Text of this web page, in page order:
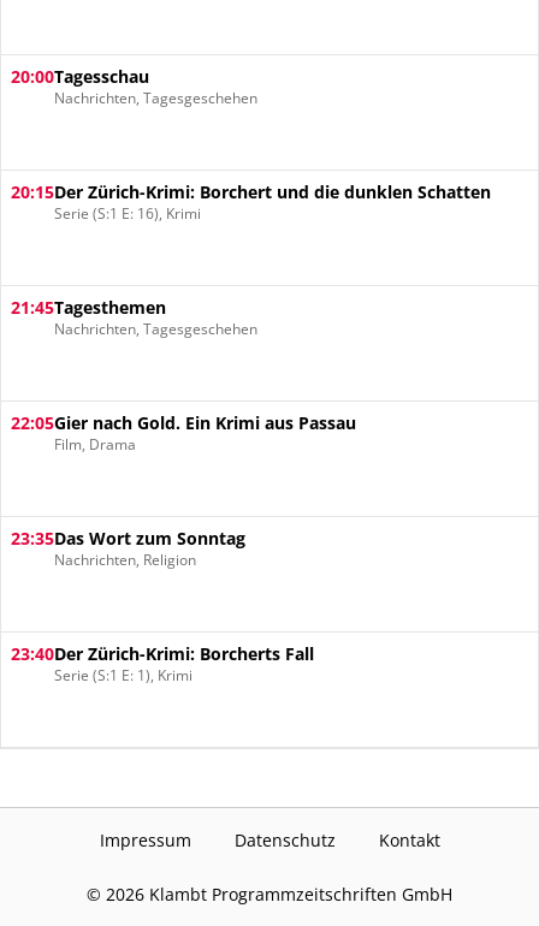
20:00Tagesschau
Nachrichten, Tagesgeschehen
20:15Der Zürich-Krimi: Borchert und die dunklen Schatten
Serie (S:1 E: 16), Krimi
21:45Tagesthemen
Nachrichten, Tagesgeschehen
22:05Gier nach Gold. Ein Krimi aus Passau
Film, Drama
23:35Das Wort zum Sonntag
Nachrichten, Religion
23:40Der Zürich-Krimi: Borcherts Fall
Serie (S:1 E: 1), Krimi
Impressum Datenschutz Kontakt
© 2026 Klambt Programmzeitschriften GmbH